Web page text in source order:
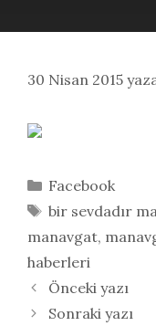
30 Nisan 2015
Kategoriler
Facebook
Etiketler
bir sevdadır
manavgat,
haberleri
Önceki yazı
Sonraki yazı